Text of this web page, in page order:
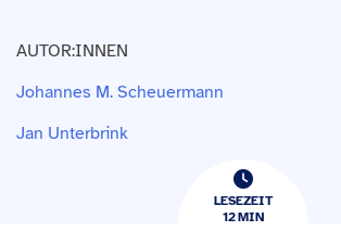
AUTOR:INNEN
Johannes M. Scheuermann
Jan Unterbrink
LESEZEIT
12​​MIN